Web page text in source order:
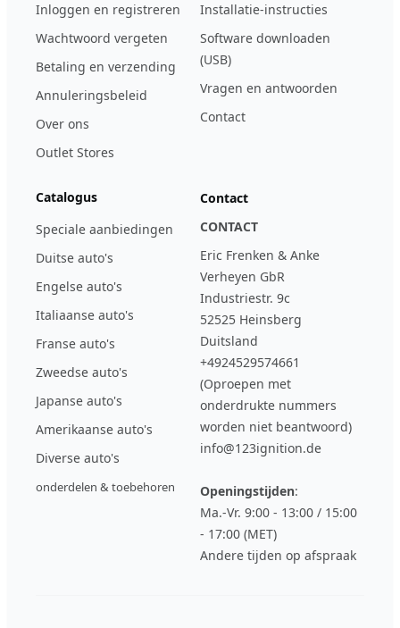
Inloggen en registreren
Wachtwoord vergeten
Betaling en verzending
Annuleringsbeleid
Over ons
Outlet Stores
Installatie-instructies
Software downloaden
(USB)
Vragen en antwoorden
Contact
Catalogus
Speciale aanbiedingen
Duitse auto's
Engelse auto's
Italiaanse auto's
Franse auto's
Zweedse auto's
Japanse auto's
Amerikaanse auto's
Diverse auto's
onderdelen & toebehoren
Contact
CONTACT
Eric Frenken & Anke
Verheyen GbR
Industriestr. 9c
52525 Heinsberg
Duitsland
+4924529574661
(Oproepen met
onderdrukte nummers
worden niet beantwoord)
info@123ignition.de
Openingstijden:
Ma.-Vr. 9:00 - 13:00 / 15:00
- 17:00 (MET)
Andere tijden op afspraak